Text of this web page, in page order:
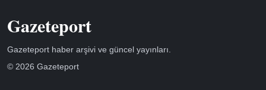
Gazeteport
Gazeteport haber arşivi ve güncel yayınları.
© 2026 Gazeteport